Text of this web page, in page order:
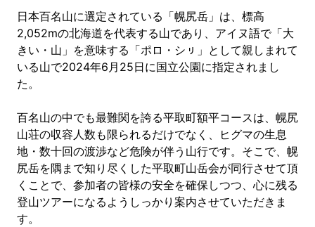
日本百名山に選定されている「幌尻岳」は、標高
2,052mの北海道を代表する山であり、アイヌ語で「大
きい・山」を意味する「ポロ・シㇼ」として親しまれて
いる山で2024年6月25日に国立公園に指定されまし
た。
百名山の中でも最難関を誇る平取町額平コースは、幌尻
山荘の収容人数も限られるだけでなく、ヒグマの生息
地・数十回の渡渉など危険が伴う山行です。そこで、幌
尻岳を隅まで知り尽くした平取町山岳会が同行させて頂
くことで、参加者の皆様の安全を確保しつつ、心に残る
登山ツアーになるようしっかり案内させていただきま
す。